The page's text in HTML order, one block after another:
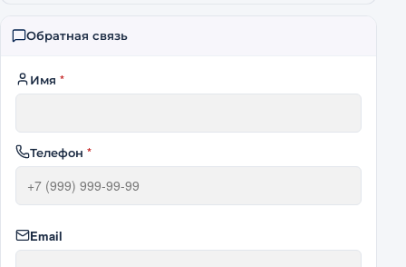
Обратная связь
Имя *
Телефон *
Email